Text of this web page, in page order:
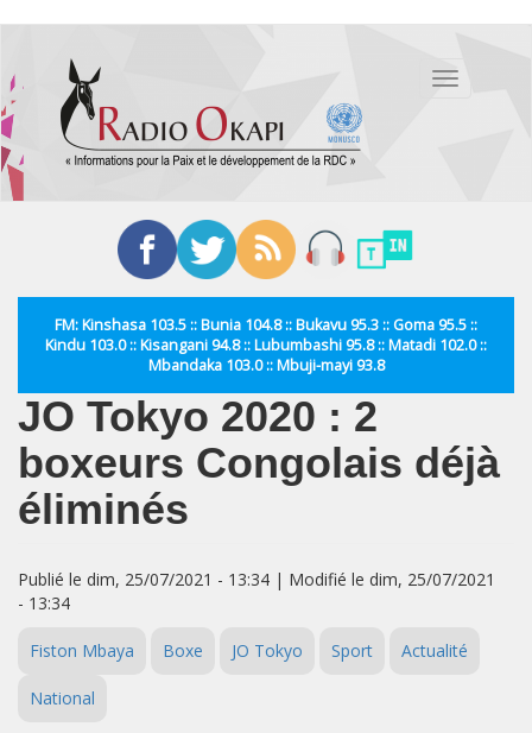
contenu
principal
Toggle
FM: Kinshasa 103.5 :: Bunia 104.8 :: Bukavu 95.3 :: Goma 95.5 ::
Kindu 103.0 :: Kisangani 94.8 :: Lubumbashi 95.8 :: Matadi 102.0 ::
Mbandaka 103.0 :: Mbuji-mayi 93.8
JO Tokyo 2020 : 2
boxeurs Congolais déjà
éliminés
Publié le dim, 25/07/2021 - 13:34 | Modifié le dim, 25/07/2021
- 13:34
Fiston Mbaya Boxe JO Tokyo Sport Actualité
National